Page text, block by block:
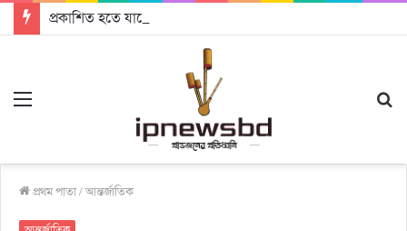
প্রকাশিত হতে যাচ্ছে দি রাবুগার নতুন গান ‘Baljanggi’
প্রথম পাতা/আন্তর্জাতিক